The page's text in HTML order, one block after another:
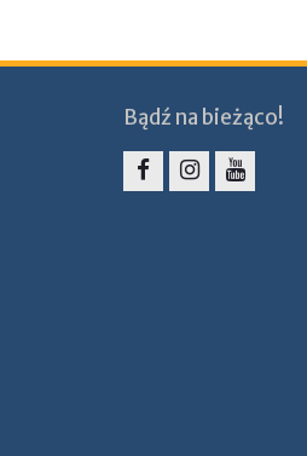
Bądź na bieżąco!